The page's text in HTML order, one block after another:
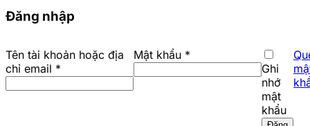
Đăng nhập
Tên tài khoản hoặc địa
chỉ email *
Mật khẩu *
Ghi
nhớ
mật
khẩu